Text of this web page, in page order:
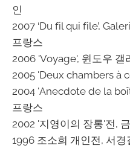
인
2007 ‘Du fil qui file’,
프랑스
2006 'Voyage', 윈도우 갤
2005 'Deux chambers à
2004 'Anecdote de la
프랑스
2002 '지영이의 장롱'전,
1996 조소희 개인전, 서경